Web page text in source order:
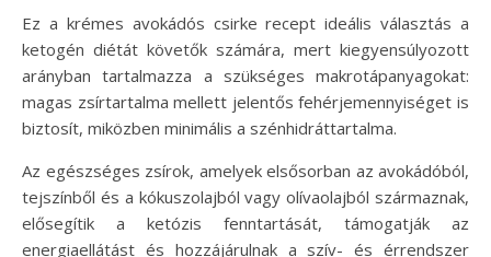
Ez a krémes avokádós csirke recept ideális választás a
ketogén diétát követők számára, mert kiegyensúlyozott
arányban tartalmazza a szükséges makrotápanyagokat:
magas zsírtartalma mellett jelentős fehérjemennyiséget is
biztosít, miközben minimális a szénhidráttartalma.
Az egészséges zsírok, amelyek elsősorban az avokádóból,
tejszínből és a kókuszolajból vagy olívaolajból származnak,
elősegítik a ketózis fenntartását, támogatják az
energiaellátást és hozzájárulnak a szív- és érrendszer